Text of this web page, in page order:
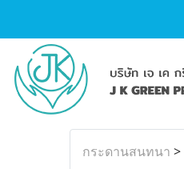
กระดานสนทนา >